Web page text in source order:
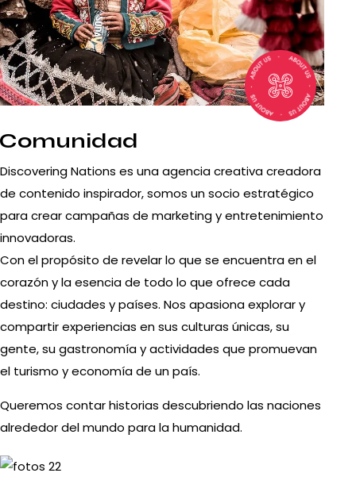
Comunidad
Discovering Nations es una agencia creativa creadora
de contenido inspirador, somos un socio estratégico
para crear campañas de marketing y entretenimiento
innovadoras.
Con el propósito de revelar lo que se encuentra en el
corazón y la esencia de todo lo que ofrece cada
destino: ciudades y países. Nos apasiona explorar y
compartir experiencias en sus culturas únicas, su
gente, su gastronomía y actividades que promuevan
el turismo y economía de un país.
Queremos contar historias descubriendo las naciones
alrededor del mundo para la humanidad.